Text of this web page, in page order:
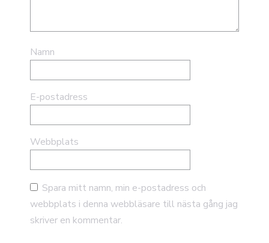
Namn
E-postadress
Webbplats
Spara mitt namn, min e-postadress och
webbplats i denna webbläsare till nästa gång jag
skriver en kommentar.